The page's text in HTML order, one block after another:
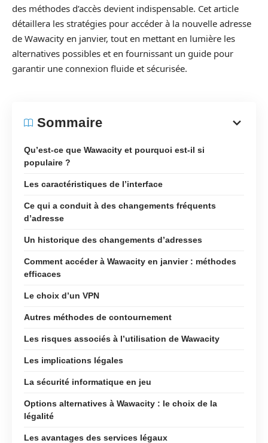
des méthodes d’accès devient indispensable. Cet article
détaillera les stratégies pour accéder à la nouvelle adresse
de Wawacity en janvier, tout en mettant en lumière les
alternatives possibles et en fournissant un guide pour
garantir une connexion fluide et sécurisée.
Sommaire
Qu’est-ce que Wawacity et pourquoi est-il si
populaire ?
Les caractéristiques de l’interface
Ce qui a conduit à des changements fréquents
d’adresse
Un historique des changements d’adresses
Comment accéder à Wawacity en janvier : méthodes
efficaces
Le choix d’un VPN
Autres méthodes de contournement
Les risques associés à l’utilisation de Wawacity
Les implications légales
La sécurité informatique en jeu
Options alternatives à Wawacity : le choix de la
légalité
Les avantages des services légaux